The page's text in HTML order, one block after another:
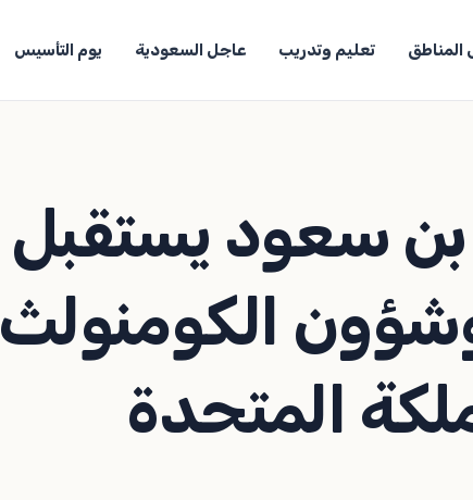
المناطق تعليم وتدريب عاجل السعودية يوم التأسيس
بن سعود يستقبل
الكومنولث
المتحدة